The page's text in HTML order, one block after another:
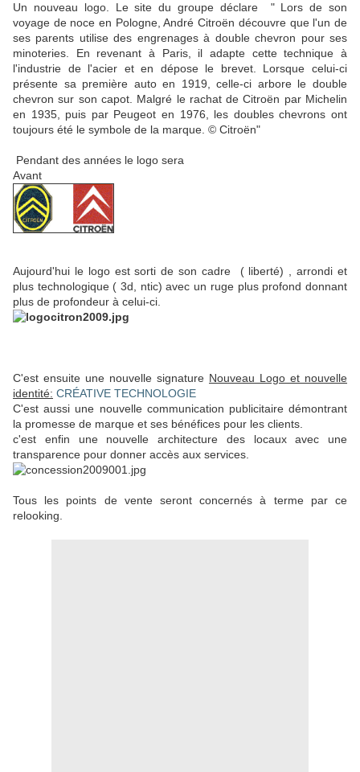
Un nouveau logo. Le site du groupe déclare " Lors de son
voyage de noce en Pologne, André Citroën découvre que l'un de
ses parents utilise des engrenages à double chevron pour ses
minoteries. En revenant à Paris, il adapte cette technique à
l'industrie de l'acier et en dépose le brevet. Lorsque celui-ci
présente sa première auto en 1919, celle-ci arbore le double
chevron sur son capot. Malgré le rachat de Citroën par Michelin
en 1935, puis par Peugeot en 1976, les doubles chevrons ont
toujours été le symbole de la marque. © Citroën"
Pendant des années le logo sera
Avant
Aujourd'hui le logo est sorti de son cadre ( liberté) , arrondi et
plus technologique ( 3d, ntic) avec un ruge plus profond donnant
plus de profondeur à celui-ci.
C'est ensuite une nouvelle signature Nouveau Logo et nouvelle
identité: CRÉATIVE TECHNOLOGIE
C'est aussi une nouvelle communication publicitaire démontrant
la promesse de marque et ses bénéfices pour les clients.
c'est enfin une nouvelle architecture des locaux avec une
transparence pour donner accès aux services.
Tous les points de vente seront concernés à terme par ce
relooking.